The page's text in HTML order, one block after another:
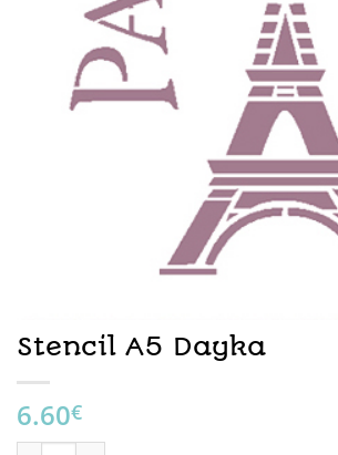
Stencil A5 Dayka
6.60€